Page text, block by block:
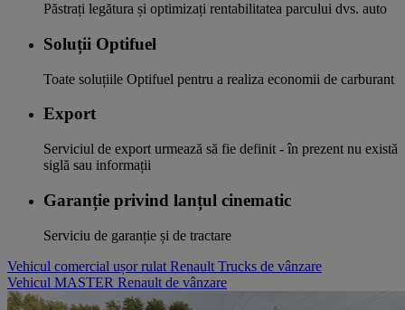
Păstrați legătura și optimizați rentabilitatea parcului dvs. auto
Soluții Optifuel
Toate soluțiile Optifuel pentru a realiza economii de carburant
Export
Serviciul de export urmează să fie definit - în prezent nu există
siglă sau informații
Garanție privind lanțul cinematic
Serviciu de garanție și de tractare
Vehicul comercial ușor rulat Renault Trucks de vânzare
Vehicul MASTER Renault de vânzare